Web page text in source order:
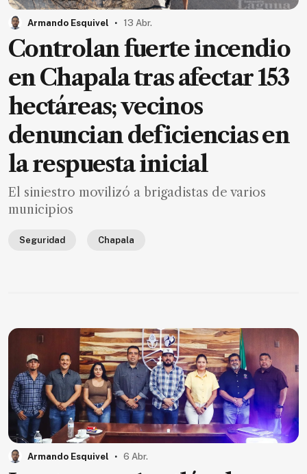
Contáctanos
Anúnciate
con
nosotros
Donativos
Hemeroteca
de
noticias
Armando Esquivel . 13 Abr.
Controlan fuerte incendio
en Chapala tras afectar 153
hectáreas; vecinos
denuncian deficiencias en
la respuesta inicial
El siniestro movilizó a brigadistas de varios
municipios
Seguridad Chapala
Armando Esquivel . 6 Abr.